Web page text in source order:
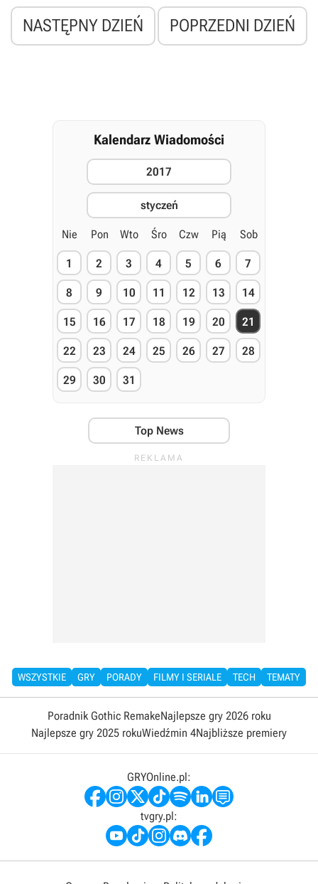
NASTĘPNY DZIEŃ POPRZEDNI DZIEŃ
Kalendarz Wiadomości
2017
styczeń
Nie Pon Wto Śro Czw Pią Sob
1 2 3 4 5 6 7
8 9 10 11 12 13 14
15 16 17 18 19 20 21
22 23 24 25 26 27 28
29 30 31
Top News
WSZYSTKIE GRY PORADY FILMY I SERIALE TECH TEMATY
Poradnik Gothic RemakeNajlepsze gry 2026 roku
Najlepsze gry 2025 rokuWiedźmin 4Najbliższe premiery
GRYOnline.pl:
tvgry.pl: